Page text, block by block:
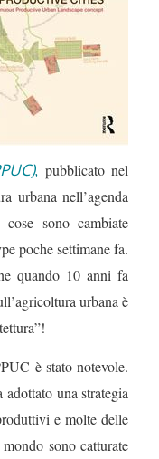
, pubblicato nel
urbana nell’agenda
sono cambiate
poche settimane fa.
quando 10 anni fa
urbana è
è stato notevole.
una strategia
e molte delle
sono catturate